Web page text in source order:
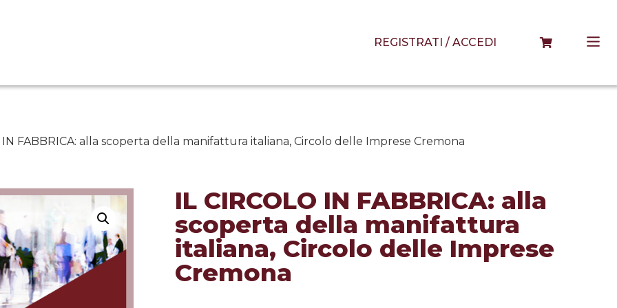
REGISTRATI / ACCEDI
IN FABBRICA: alla scoperta della manifattura italiana, Circolo delle Imprese Cremona
IL CIRCOLO IN FABBRICA: alla
scoperta della manifattura
italiana, Circolo delle Imprese
Cremona